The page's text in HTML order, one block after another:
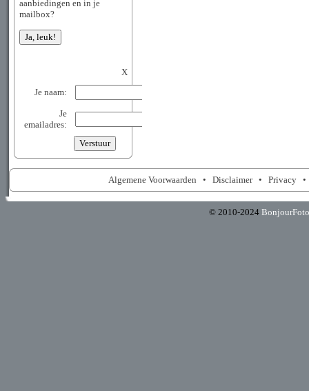
aanbiedingen en in je
mailbox?
X
Je naam:
Je
emailadres:
Algemene Voorwaarden • Disclaimer• Privacy
© 2010-2024 BonjourFoto